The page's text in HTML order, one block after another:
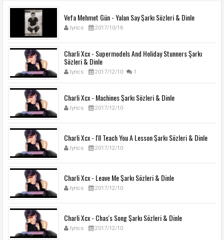
Vefa Mehmet Gün - Yalan Say Şarkı Sözleri & Dinle
lyrics 2017/10/16
Charli Xcx - Supermodels And Holiday Stunners Şarkı
Sözleri & Dinle
lyrics 2017/12/10 1
Charli Xcx - Machines Şarkı Sözleri & Dinle
lyrics 2017/12/10
Charli Xcx - I'll Teach You A Lesson Şarkı Sözleri & Dinle
lyrics 2017/12/10
Charli Xcx - Leave Me Şarkı Sözleri & Dinle
lyrics 2017/12/10
Charli Xcx - Chas's Song Şarkı Sözleri & Dinle
lyrics 2017/12/10